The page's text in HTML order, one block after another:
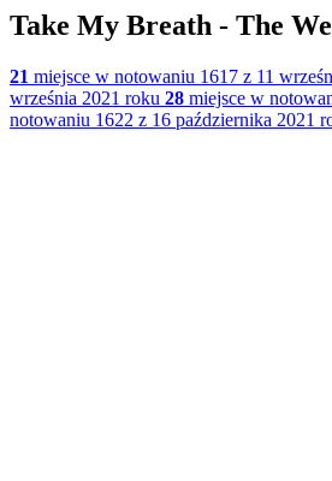
Take My Breath - The
21 miejsce w notowaniu 1617 z 11
września 2021 roku 28 miejsce w
notowaniu 1622 z 16 października 2021